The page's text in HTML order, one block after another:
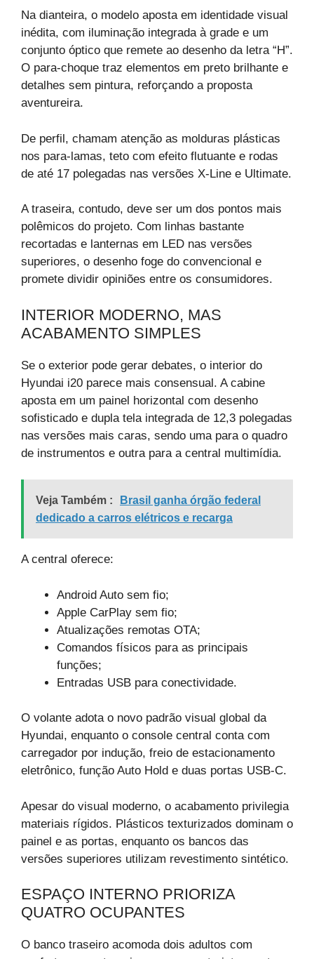
Na dianteira, o modelo aposta em identidade visual
inédita, com iluminação integrada à grade e um
conjunto óptico que remete ao desenho da letra “H”.
O para-choque traz elementos em preto brilhante e
detalhes sem pintura, reforçando a proposta
aventureira.
De perfil, chamam atenção as molduras plásticas
nos para-lamas, teto com efeito flutuante e rodas
de até 17 polegadas nas versões X-Line e Ultimate.
A traseira, contudo, deve ser um dos pontos mais
polêmicos do projeto. Com linhas bastante
recortadas e lanternas em LED nas versões
superiores, o desenho foge do convencional e
promete dividir opiniões entre os consumidores.
INTERIOR MODERNO, MAS
ACABAMENTO SIMPLES
Se o exterior pode gerar debates, o interior do
Hyundai i20 parece mais consensual. A cabine
aposta em um painel horizontal com desenho
sofisticado e dupla tela integrada de 12,3 polegadas
nas versões mais caras, sendo uma para o quadro
de instrumentos e outra para a central multimídia.
Veja Também :
Brasil ganha órgão federal
dedicado a carros elétricos e recarga
A central oferece:
Android Auto sem fio;
Apple CarPlay sem fio;
Atualizações remotas OTA;
Comandos físicos para as principais
funções;
Entradas USB para conectividade.
O volante adota o novo padrão visual global da
Hyundai, enquanto o console central conta com
carregador por indução, freio de estacionamento
eletrônico, função Auto Hold e duas portas USB-C.
Apesar do visual moderno, o acabamento privilegia
materiais rígidos. Plásticos texturizados dominam o
painel e as portas, enquanto os bancos das
versões superiores utilizam revestimento sintético.
ESPAÇO INTERNO PRIORIZA
QUATRO OCUPANTES
O banco traseiro acomoda dois adultos com